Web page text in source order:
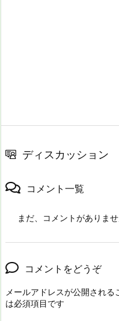
ディスカッション
コメント一覧
まだ、コメントがありま
コメントをどうぞ
メールアドレスが公開される
は必須項目です